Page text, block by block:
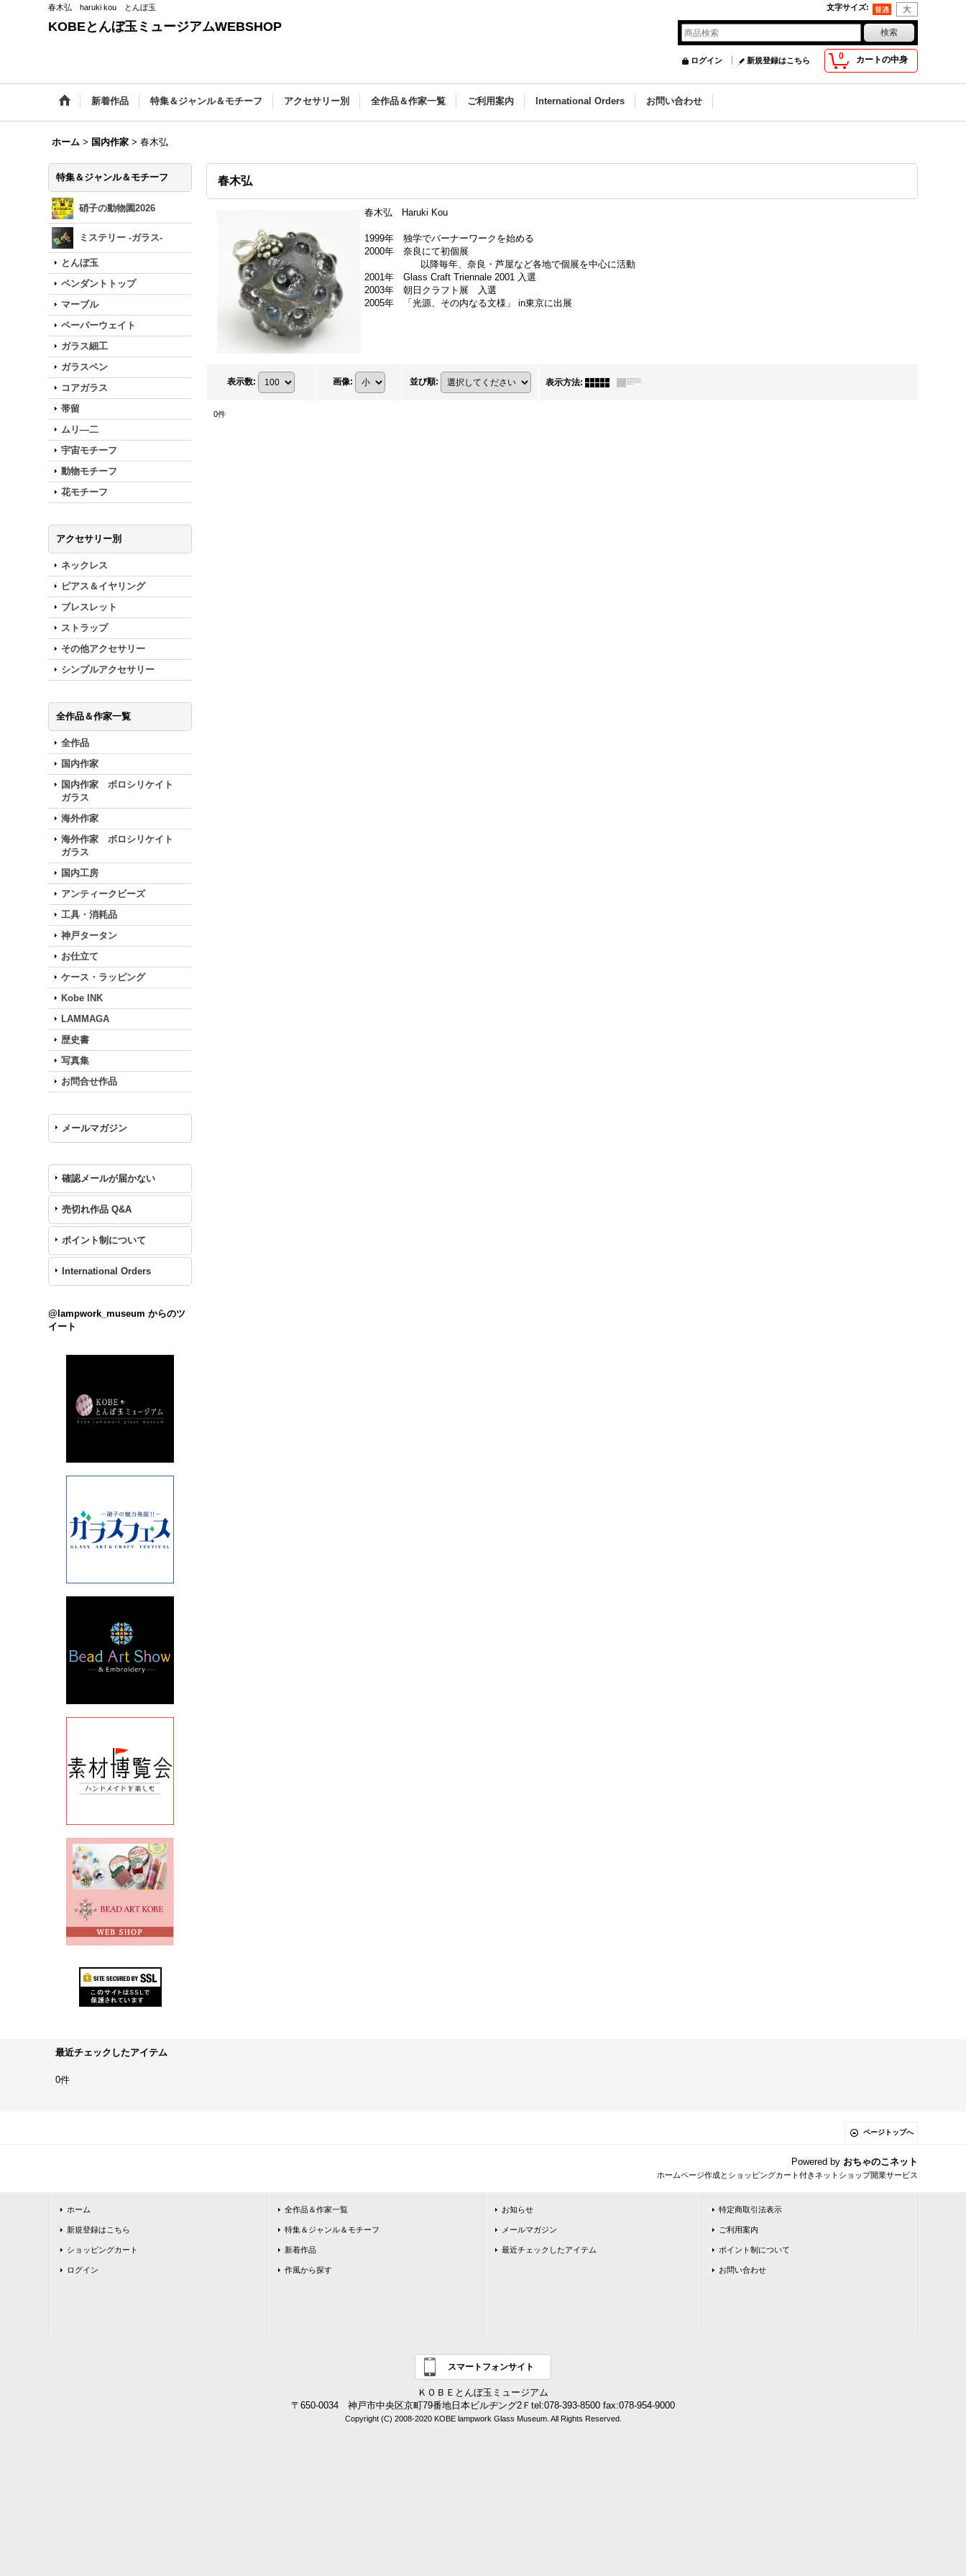
春木弘 haruki kou とんぼ玉 文字サイズ:
KOBEとんぼ玉ミュージアムWEBSHOP
0 カートの中身
ログイン 新規登録はこちら
新着作品 特集＆ジャンル＆モチーフ アクセサリー別 全作品＆作家一覧 ご利用案内 International Orders お問い合わせ
ホーム > 国内作家 > 春木弘
特集＆ジャンル＆モチーフ
硝子の動物園2026
ミステリー -ガラス-
とんぼ玉
ペンダントトップ
マーブル
ペーパーウェイト
ガラス細工
ガラスペン
コアガラス
帯留
ムリ―二
宇宙モチーフ
動物モチーフ
花モチーフ
アクセサリー別
ネックレス
ピアス＆イヤリング
ブレスレット
ストラップ
その他アクセサリー
シンプルアクセサリー
全作品＆作家一覧
全作品
国内作家
国内作家 ボロシリケイト
ガラス
海外作家
海外作家 ボロシリケイト
ガラス
国内工房
アンティークビーズ
工具・消耗品
神戸タータン
お仕立て
ケース・ラッピング
Kobe INK
LAMMAGA
歴史書
写真集
お問合せ作品
メールマガジン
確認メールが届かない
売切れ作品 Q&A
ポイント制について
International Orders
@lampwork_museum からのツ
イート
春木弘
春木弘 Haruki Kou
1999年 独学でバーナーワークを始める
2000年 奈良にて初個展
以降毎年、奈良・芦屋など各地で個展を中心に活動
2001年 Glass Craft Triennale 2001 入選
2003年 朝日クラフト展 入選
2005年 「光源、その内なる文様」 in東京に出展
表示数: 画像: 並び順: 表示方法:
0件
最近チェックしたアイテム
0件
ページトップへ
Powered by おちゃのこネット
ホームページ作成とショッピングカート付きネットショップ開業サービス
ホーム
新規登録はこちら
ショッピングカート
ログイン
全作品＆作家一覧
特集＆ジャンル＆モチーフ
新着作品
作風から探す
お知らせ
メールマガジン
最近チェックしたアイテム
特定商取引法表示
ご利用案内
ポイント制について
お問い合わせ
スマートフォンサイト
ＫＯＢＥとんぼ玉ミュージアム
〒650-0034 神戸市中央区京町79番地日本ビルヂング2Ｆtel:078-393-8500 fax:078-954-9000
Copyright (C) 2008-2020 KOBE lampwork Glass Museum. All Rights Reserved.